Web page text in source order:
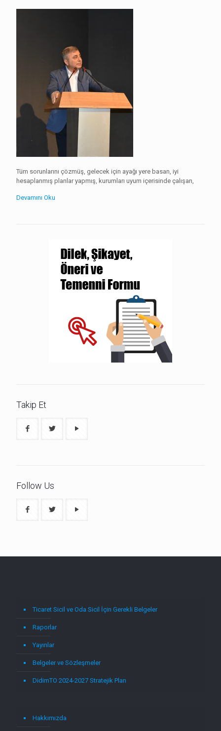
Tüm sorunlarını çözmüş, gelecek için ayağı yere basan, iyi
hesaplanmış planlar yapmış, kurumları uyum içerisinde çalışan,
Devamını Oku
Takip Et
Follow Us
Ticaret Sicil ve Oda Sicil İçin Gerekli Belgeler
Raporlar
Yayınlar
Belgeler ve Sözleşmeler
DidimTO 2024-2027 Stratejik Plan
Hakkımızda